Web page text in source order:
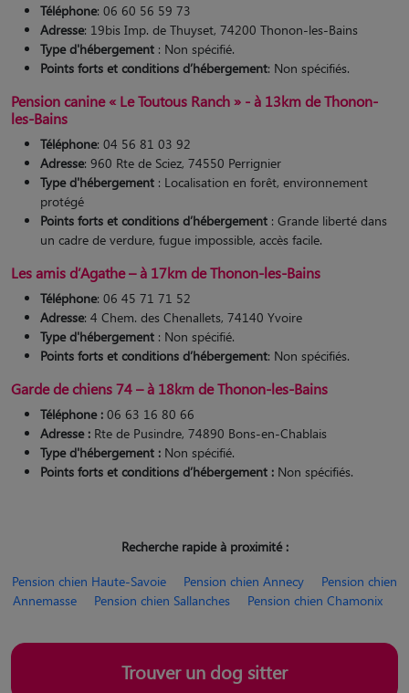
Téléphone: 06 60 56 59 73
Adresse: 19bis Imp. de Thuyset, 74200 Thonon-les-Bains
Type d'hébergement : Non spécifié.
Points forts et conditions d’hébergement: Non spécifiés.
Pension canine « Le Toutous Ranch » - à 13km de Thonon-
les-Bains
Téléphone: 04 56 81 03 92
Adresse: 960 Rte de Sciez, 74550 Perrignier
Type d'hébergement : Localisation en forêt, environnement
protégé
Points forts et conditions d’hébergement : Grande liberté dans
un cadre de verdure, fugue impossible, accès facile​​.
Les amis d’Agathe – à 17km de Thonon-les-Bains
Téléphone: 06 45 71 71 52
Adresse: 4 Chem. des Chenallets, 74140 Yvoire
Type d'hébergement : Non spécifié.
Points forts et conditions d’hébergement: Non spécifiés.
Garde de chiens 74 – à 18km de Thonon-les-Bains
Téléphone : 06 63 16 80 66
Adresse : Rte de Pusindre, 74890 Bons-en-Chablais
Type d'hébergement : Non spécifié.
Points forts et conditions d’hébergement : Non spécifiés.
Recherche rapide à proximité :
Pension chien Haute-Savoie
Pension chien Annecy
Pension chien
Annemasse
Pension chien Sallanches Pension chien Chamonix
Trouver un dog sitter